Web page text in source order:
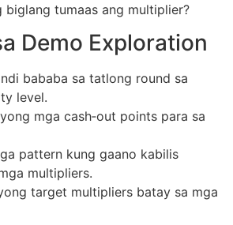
biglang tumaas ang multiplier?
Demo Exploration
bababa sa tatlong round sa
level.
mga cash‑out points para sa
pattern kung gaano kabilis
multipliers.
target multipliers batay sa mga